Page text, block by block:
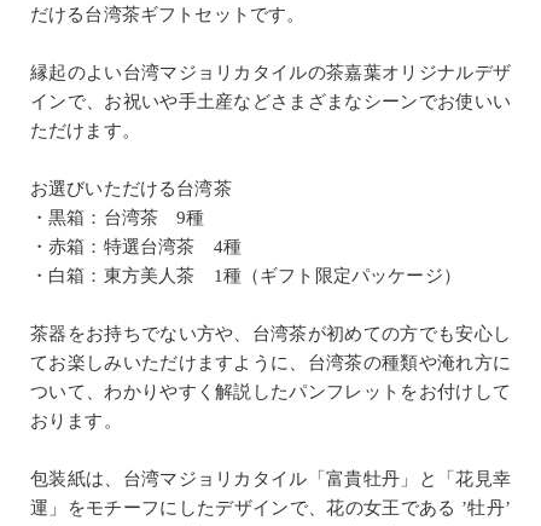
だける台湾茶ギフトセットです。
縁起のよい台湾マジョリカタイルの茶嘉葉オリジナルデザ
インで、お祝いや手土産などさまざまなシーンでお使いい
ただけます。
お選びいただける台湾茶
・黒箱：台湾茶 9種
・赤箱：特選台湾茶 4種
・白箱：東方美人茶 1種（ギフト限定パッケージ）
茶器をお持ちでない方や、台湾茶が初めての方でも安心し
てお楽しみいただけますように、台湾茶の種類や淹れ方に
ついて、わかりやすく解説したパンフレットをお付けして
おります。
包装紙は、台湾マジョリカタイル「富貴牡丹」と「花見幸
運」をモチーフにしたデザインで、花の女王である ’牡丹’